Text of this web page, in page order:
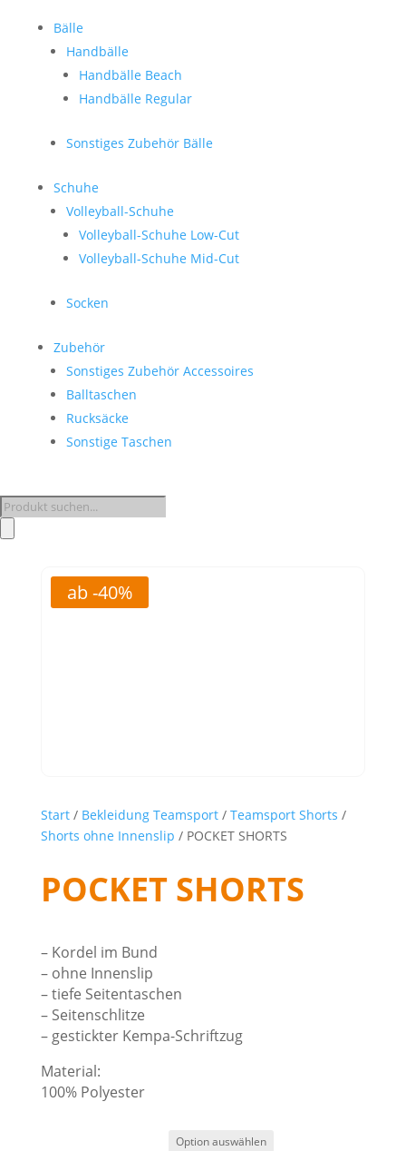
Bälle
Handbälle
Handbälle Beach
Handbälle Regular
Sonstiges Zubehör Bälle
Schuhe
Volleyball-Schuhe
Volleyball-Schuhe Low-Cut
Volleyball-Schuhe Mid-Cut
Socken
Zubehör
Sonstiges Zubehör Accessoires
Balltaschen
Rucksäcke
Sonstige Taschen
Products
search
ab -40%
Start/ Bekleidung Teamsport/ Teamsport Shorts /
Shorts ohne Innenslip / POCKET SHORTS
POCKET SHORTS
– Kordel im Bund
– ohne Innenslip
– tiefe Seitentaschen
– Seitenschlitze
– gestickter Kempa-Schriftzug
Material:
100% Polyester